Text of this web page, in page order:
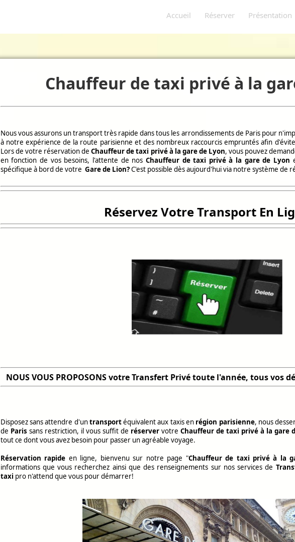
Accueil Réserver Présentation
Chauffeur de taxi privé à la
Nous vous assurons un transport très rapide dans tous les arrondissements de Paris pour
à notre expérience de la route parisienne et des nombreux raccourcis empruntés afin
Lors de votre réservation de Chauffeur de taxi privé à la gare de Lyon, vous pouvez
en fonction de vos besoins, l'attente de nos Chauffeur de taxi privé à la gare de Lyon
spécifique à bord de votre Gare de Lion?C'est possible dès aujourd'hui via notre système de
Réservez Votre Transport En
NOUS VOUS PROPOSONS votre Transfert Privé toute l'année, tous vos
Disposez sans attendre d'untransportéquivalent aux taxis en région parisienne, nous
de Paris sans restriction, il vous suffit de réservervotre Chauffeur de taxi privé à la gare
tout ce dont vous avez besoin pour passer un agréable voyage.
Réservation rapide en ligne, bienvenu sur notre page "Chauffeur de taxi privé à la
informations que vous recherchez ainsi que des renseignements sur nos services de
taxi pro n'attend que vous pour démarrer!